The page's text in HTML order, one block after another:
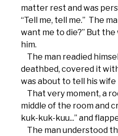
matter rest and was
“Tell me, tell me.” The
want me to die?” But the
him.
The man readied
deathbed, covered it
was about to tell his wife
That very moment, a
middle of the room and
kuk-kuk-kuu...” and
The man understood